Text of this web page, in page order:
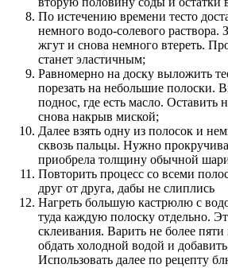
По истечению времени тесто
немного водо-солевого раствора.
жгут и снова немного втереть.
станет эластичным;
Равномерно на доску выложить
порезать на небольшие полоски.
поднос, где есть масло. Оставить
снова накрыв миской;
Далее взять одну из полосок и
сквозь пальцы. Нужно
приобрела толщину обычной
Повторить процесс со всеми
друг от друга, дабы не слиплись
Нагреть большую кастрюлю с
туда каждую полоску отдельно.
склеивания. Варить не более
обдать холодной водой и
Использовать далее по рецепту